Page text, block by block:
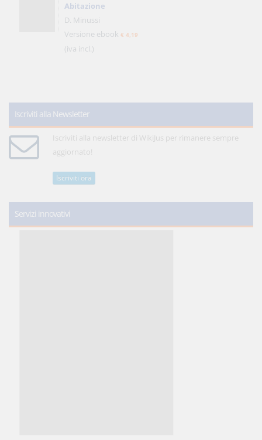
Abitazione
D. Minussi
Versione ebook € 4,19
(iva incl.)
Iscriviti alla Newsletter
Iscriviti alla newsletter di WikiJus per rimanere sempre
aggiornato!
Iscriviti ora
Servizi innovativi